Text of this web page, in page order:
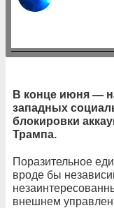
В конце июня —
западных
блокировки
Трампа.
Поразительное
вроде бы
внешнем